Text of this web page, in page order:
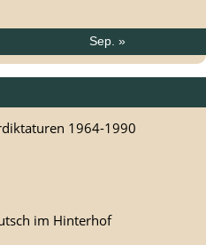
Sep. »
1964-1990
im Hinterhof